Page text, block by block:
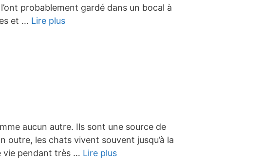
probablement gardé dans un bocal à
et … Lire plus
aucun autre. Ils sont une source de
les chats vivent souvent jusqu’à la
vie pendant très … Lire plus